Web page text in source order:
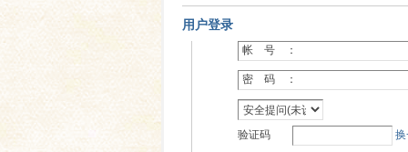
用户登录
帐 号 ：
密 码 ：
验证码